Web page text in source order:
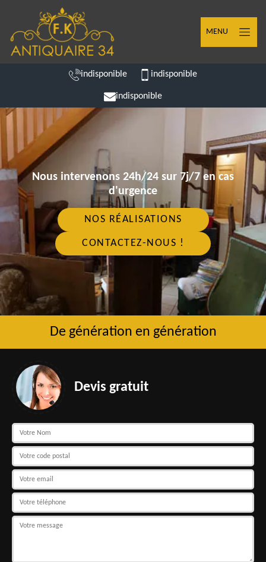
MENU
indisponible indisponible
indisponible
Nous intervenons 24h/24 sur 7j/7 en cas
d'urgence
NOS RÉALISATIONS
CONTACTEZ-NOUS !
De génération en génération
Devis gratuit